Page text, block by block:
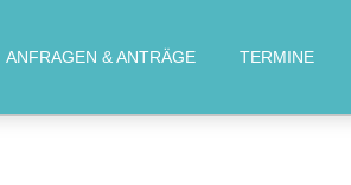
ANFRAGEN & ANTRÄGE TERMINE